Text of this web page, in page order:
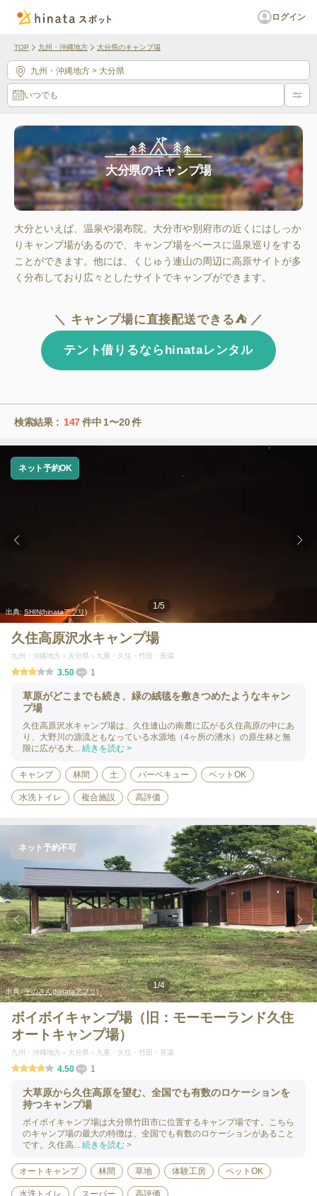
ログイン
TOP 九州・沖縄地方 大分県のキャンプ場
九州・沖縄地方 > 大分県
いつでも
大分県のキャンプ場
大分といえば、温泉や湯布院。大分市や別府市の近くにはしっか
りキャンプ場があるので、キャンプ場をベースに温泉巡りをする
ことができます。他には、くじゅう連山の周辺に高原サイトが多
く分布しており広々としたサイトでキャンプができます。
＼ キャンプ場に直接配送できる⛺ ／
テント借りるならhinataレンタル
検索結果 : 147件中 1〜20件
出典: SHIN(hinataアプリ)
1/5
ネット予約OK
久住高原沢水キャンプ場
九州・沖縄地方 大分県 九重・久住・竹田・長湯
3.50 1
草原がどこまでも続き、緑の絨毯を敷きつめたようなキャン
プ場
久住高原沢水キャンプ場は、久住連山の南麓に広がる久住高原の中にあ
り、大野川の源流ともなっている水源地（4ヶ所の湧水）の原生林と無
限に広がる大... 続きを読む >
キャンプ 林間 土 バーベキュー ペットOK
水洗トイレ 複合施設 高評価
出典:ぞのさん(hinataアプリ)
1/4
ネット予約不可
ボイボイキャンプ場（旧：モーモーランド久住
オートキャンプ場）
九州・沖縄地方 大分県 九重・久住・竹田・長湯
4.50 1
大草原から久住高原を望む、全国でも有数のロケーションを
持つキャンプ場
ボイボイキャンプ場は大分県竹田市に位置するキャンプ場です。こちら
のキャンプ場の最大の特徴は、全国でも有数のロケーションがあること
です。久住高... 続きを読む >
オートキャンプ 林間 草地 体験工房 ペットOK
水洗トイレ スーパー 高評価